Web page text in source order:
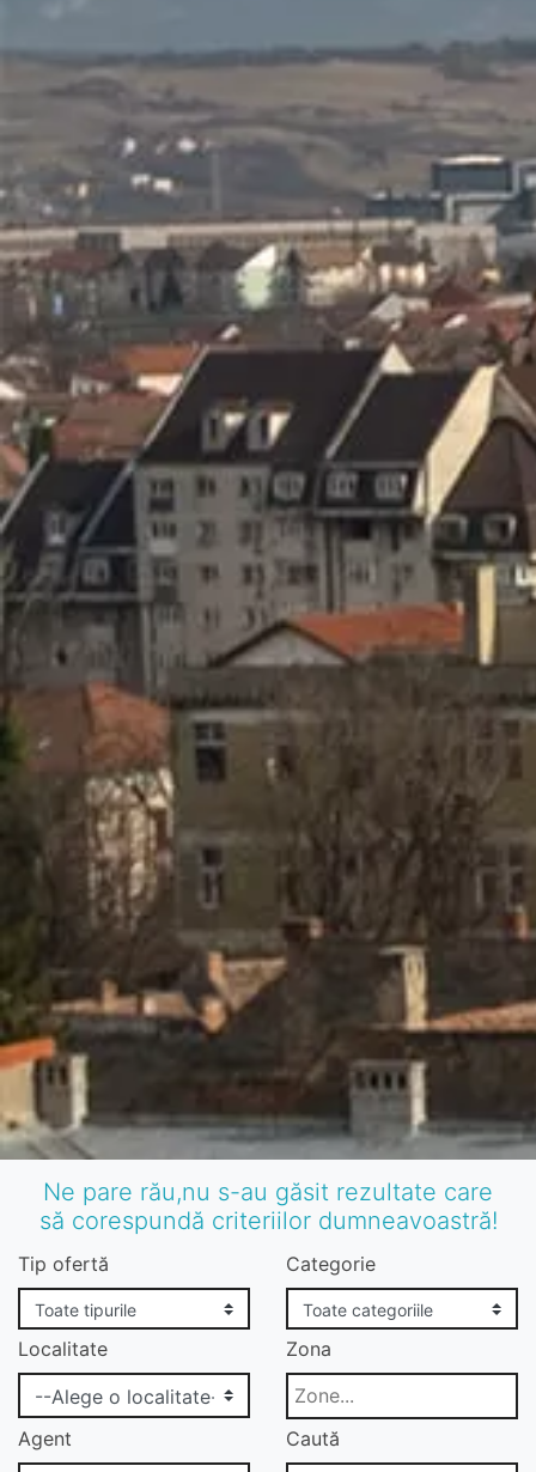
Ne pare rău,nu s-au găsit rezultate care
să corespundă criteriilor dumneavoastră!
Tip ofertă Categorie
Localitate Zona
Agent Caută